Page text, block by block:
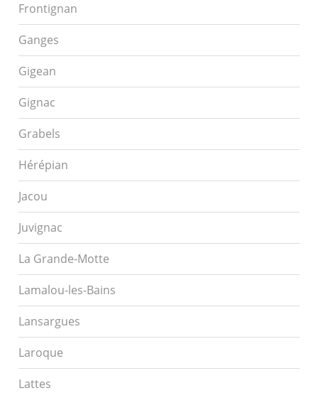
Frontignan
Ganges
Gigean
Gignac
Grabels
Hérépian
Jacou
Juvignac
La Grande-Motte
Lamalou-les-Bains
Lansargues
Laroque
Lattes